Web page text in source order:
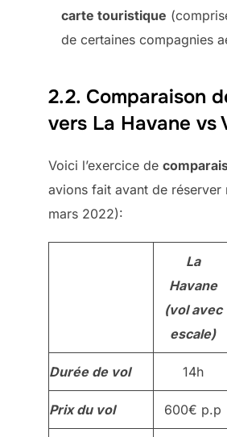
carte touristique
de certaines compagnies
2.2. Comparaison
vers La Havane vs
Voici l’exercice de
avions fait avant de réserver
mars 2022):
La
Havane
(vol avec
escale)
Durée de vol 14h
Prix du vol 600€ p.p